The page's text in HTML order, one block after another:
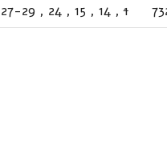
1
,
14
,
15
,
24
,
27-29